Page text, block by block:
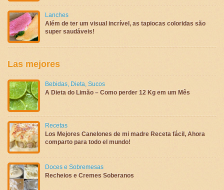
Lanches
Além de ter um visual incrível, as tapiocas coloridas são
super saudáveis!
Las mejores
Bebidas, Dieta, Sucos
A Dieta do Limão – Como perder 12 Kg em um Mês
Recetas
Los Mejores Canelones de mi madre Receta fácil, Ahora
comparto para todo el mundo!
Doces e Sobremesas
Recheios e Cremes Soberanos